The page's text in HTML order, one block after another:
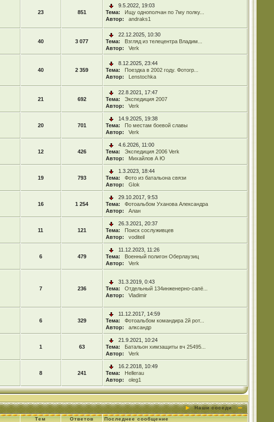
23 851
9.5.2022, 19:03
Тема:
Ищу однополчан по 7му полку...
Автор:
andraks1
40 3 077
22.12.2025, 10:30
Тема:
Взгляд из телецентра Владим...
Автор:
Verk
40 2 359
8.12.2025, 23:44
Тема:
Поездка в 2002 году. Фотогр...
Автор:
Lenstochka
21 692
22.8.2021, 17:47
Тема:
Экспедиция 2007
Автор:
Verk
20 701
14.9.2025, 19:38
Тема:
По местам боевой славы
Автор:
Verk
12 426
4.6.2026, 11:00
Тема:
Экспедиция 2006 Verk
Автор:
Михайлов А Ю
19 793
1.3.2023, 18:44
Тема:
Фото из батальона связи
Автор:
Glok
16 1 254
29.10.2017, 9:53
Тема:
Фотоальбом Уханова Александра
Автор:
Алан
11 121
26.3.2021, 20:37
Тема:
Поиск сослуживцев
Автор:
voditeil
6 479
11.12.2023, 11:26
Тема:
Военный полигон Оберлаузиц
Автор:
Verk
7 236
31.3.2019, 0:43
Тема:
Отдельный 134инженерно-сапё...
Автор:
Vladimir
6 329
11.12.2017, 14:59
Тема:
Фотоальбом командира 2й рот...
Автор:
алксандр
1 63
21.9.2021, 10:24
Тема:
Батальон химзащиты вч 25495...
Автор:
Verk
8 241
16.2.2018, 10:49
Тема:
Hellerau
Автор:
oleg1
Наши соседи
Тем Ответов Последнее сообщение